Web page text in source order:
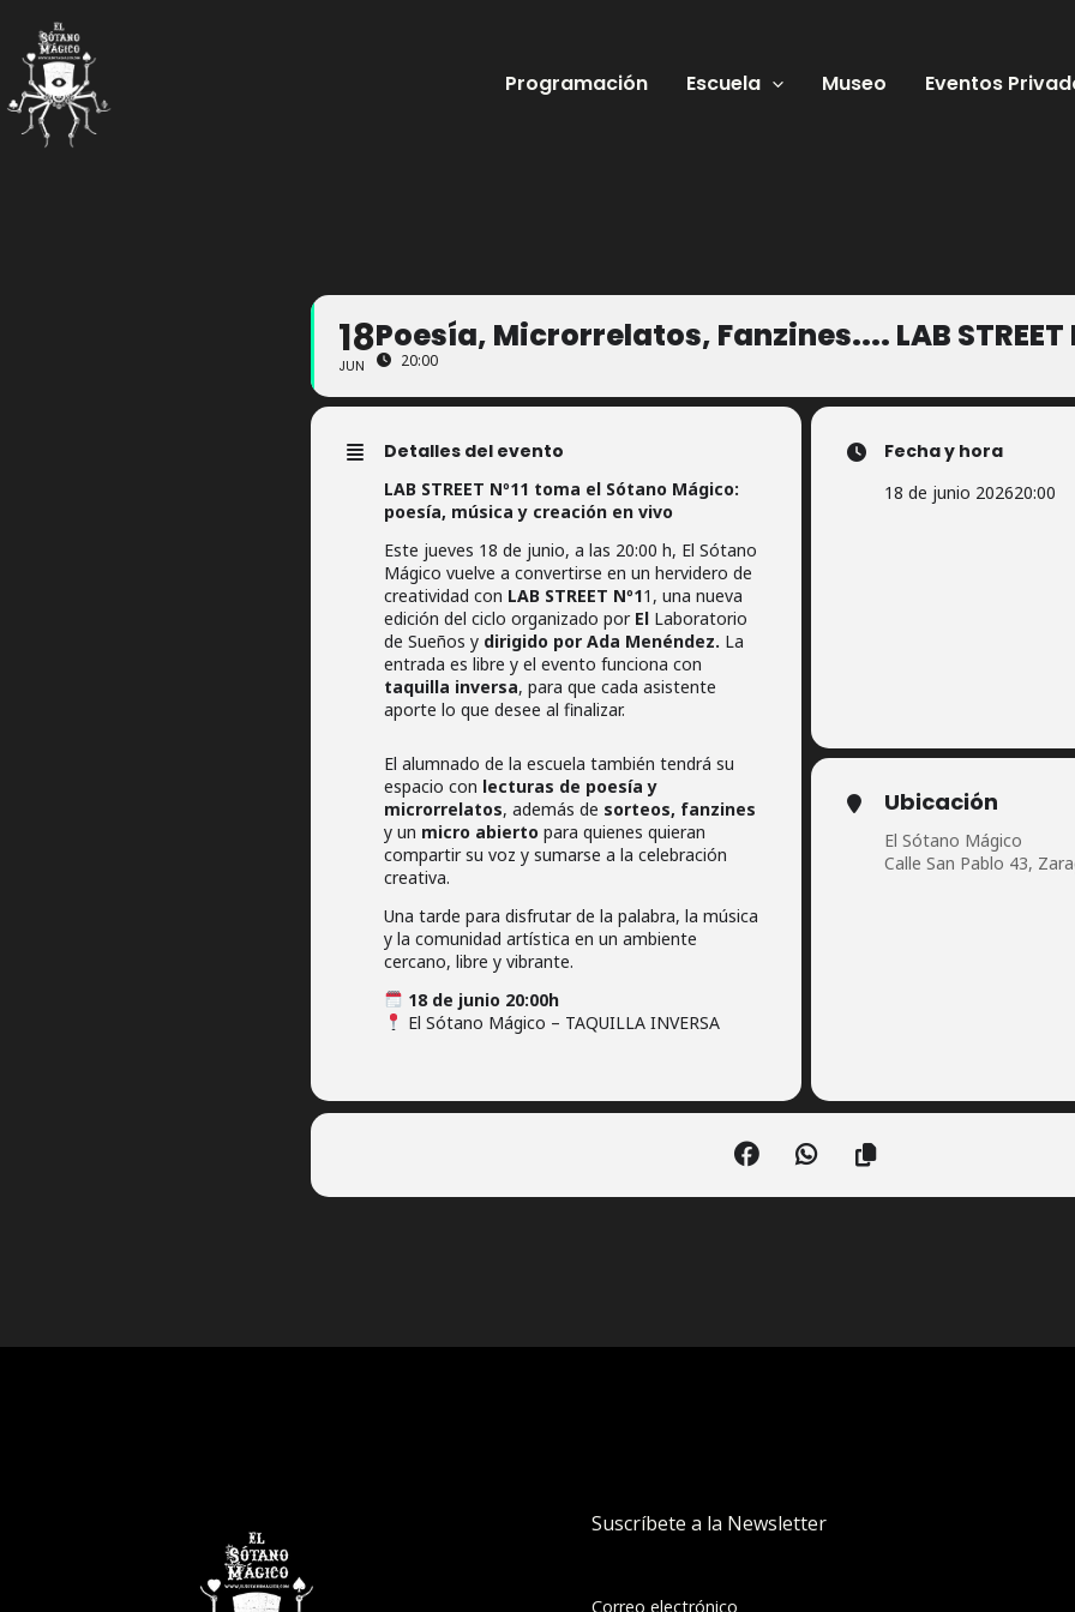
contenido
Programación Escuela Museo Eventos
18
JUN
Poesía, Microrrelatos, Fanzines.... LAB STREET
20:00
Detalles del evento
LAB STREET Nº11 toma el Sótano Mágico:
poesía, música y creación en vivo
Este jueves 18 de junio, a las 20:00 h, El Sótano
Mágico vuelve a convertirse en un hervidero de
creatividad con LAB STREET Nº11, una nueva
edición del ciclo organizado por El Laboratorio
de Sueños y dirigido por Ada Menéndez. La
entrada es libre y el evento funciona con
taquilla inversa, para que cada asistente
aporte lo que desee al finalizar.
El alumnado de la escuela también tendrá su
espacio con lecturas de poesía y
microrrelatos, además de sorteos, fanzines
y un micro abierto para quienes quieran
compartir su voz y sumarse a la celebración
creativa.
Una tarde para disfrutar de la palabra, la música
y la comunidad artística en un ambiente
cercano, libre y vibrante.
18 de junio 20:00h
El Sótano Mágico – TAQUILLA INVERSA
Fecha y hora
18 de junio 202620:00
Ubicación
El Sótano Mágico
Calle San Pablo 43,
Suscríbete a la Newsletter
Correo electrónico